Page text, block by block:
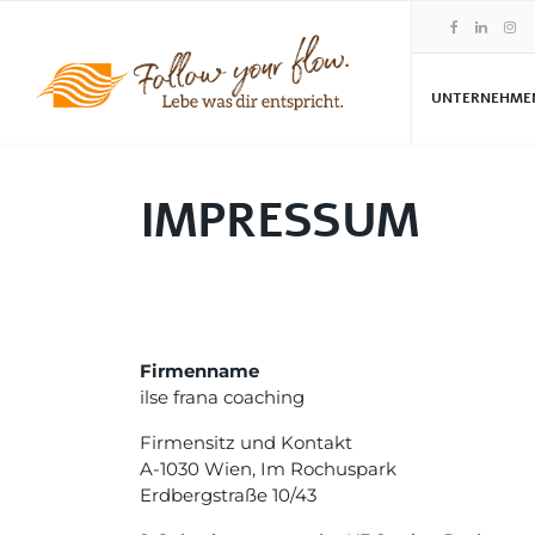
IMPRESSUM
Firmenname
ilse frana coaching
Firmensitz und Kontakt
A-1030 Wien, Im Rochuspark
Erdbergstraße 10/43